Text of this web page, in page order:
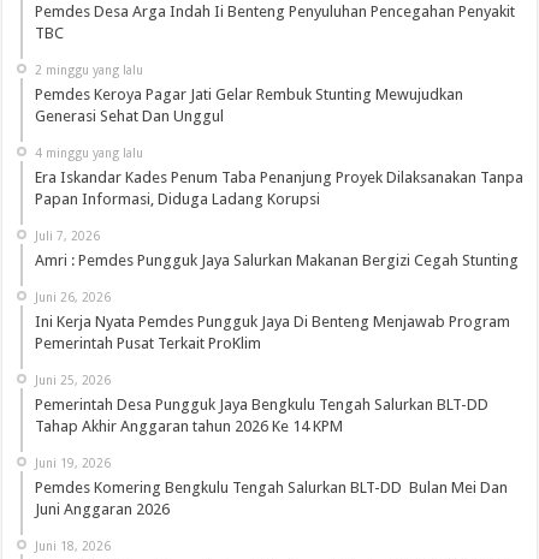
Pemdes Desa Arga Indah Ii Benteng Penyuluhan Pencegahan Penyakit
TBC
2 minggu yang lalu
Pemdes Keroya Pagar Jati Gelar Rembuk Stunting Mewujudkan
Generasi Sehat Dan Unggul
4 minggu yang lalu
Era Iskandar Kades Penum Taba Penanjung Proyek Dilaksanakan Tanpa
Papan Informasi, Diduga Ladang Korupsi
Juli 7, 2026
Amri : Pemdes Pungguk Jaya Salurkan Makanan Bergizi Cegah Stunting
Juni 26, 2026
Ini Kerja Nyata Pemdes Pungguk Jaya Di Benteng Menjawab Program
Pemerintah Pusat Terkait ProKlim
Juni 25, 2026
Pemerintah Desa Pungguk Jaya Bengkulu Tengah Salurkan BLT-DD
Tahap Akhir Anggaran tahun 2026 Ke 14 KPM
Juni 19, 2026
Pemdes Komering Bengkulu Tengah Salurkan BLT-DD Bulan Mei Dan
Juni Anggaran 2026
Juni 18, 2026